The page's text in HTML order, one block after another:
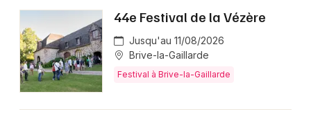
44e Festival de la Vézère
Jusqu'au 11/08/2026
Brive-la-Gaillarde
Festival à Brive-la-Gaillarde